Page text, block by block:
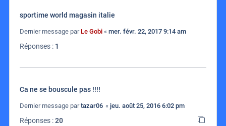
sportime world magasin italie
Dernier message par Le Gobi « mer. févr. 22, 2017 9:14 am
Réponses : 1
Ca ne se bouscule pas !!!!
Dernier message partazar06 « jeu. août 25, 2016 6:02 pm
Réponses :20